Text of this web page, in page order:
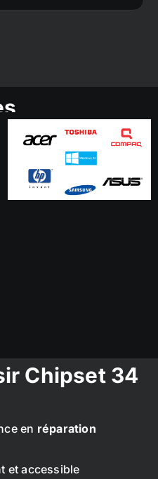
Chipset 34
en réparation
et accessible